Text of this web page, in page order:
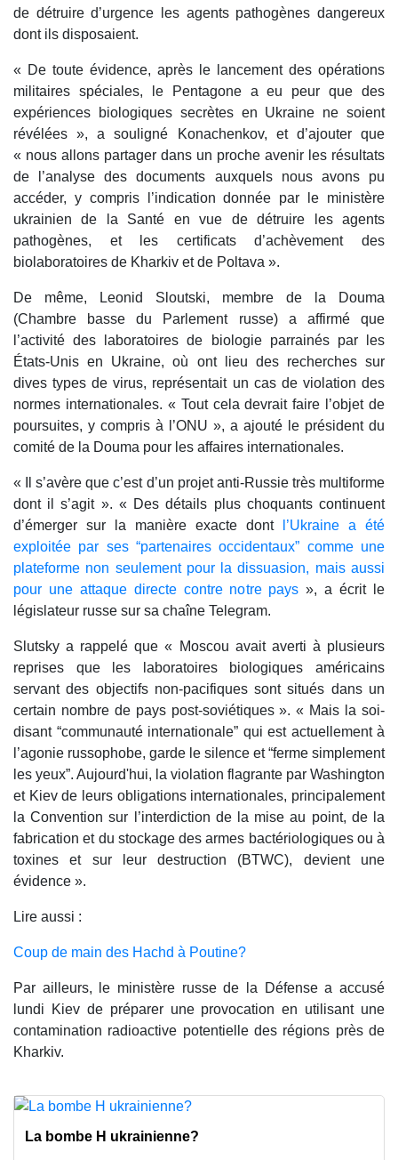
de détruire d’urgence les agents pathogènes dangereux
dont ils disposaient.
« De toute évidence, après le lancement des opérations
militaires spéciales, le Pentagone a eu peur que des
expériences biologiques secrètes en Ukraine ne soient
révélées », a souligné Konachenkov, et d’ajouter que
« nous allons partager dans un proche avenir les résultats
de l’analyse des documents auxquels nous avons pu
accéder, y compris l’indication donnée par le ministère
ukrainien de la Santé en vue de détruire les agents
pathogènes, et les certificats d’achèvement des
biolaboratoires de Kharkiv et de Poltava ».
De même, Leonid Sloutski, membre de la Douma
(Chambre basse du Parlement russe) a affirmé que
l’activité des laboratoires de biologie parrainés par les
États-Unis en Ukraine, où ont lieu des recherches sur
dives types de virus, représentait un cas de violation des
normes internationales. « Tout cela devrait faire l’objet de
poursuites, y compris à l’ONU », a ajouté le président du
comité de la Douma pour les affaires internationales.
« Il s’avère que c’est d’un projet anti-Russie très multiforme
dont il s’agit ». « Des détails plus choquants continuent
d’émerger sur la manière exacte dont
l’Ukraine a été
exploitée par ses “partenaires occidentaux” comme une
plateforme non seulement pour la dissuasion, mais aussi
pour une attaque directe contre notre pays », a écrit le
législateur russe sur sa chaîne Telegram.
Slutsky a rappelé que « Moscou avait averti à plusieurs
reprises que les laboratoires biologiques américains
servant des objectifs non-pacifiques sont situés dans un
certain nombre de pays post-soviétiques ». « Mais la soi-
disant “communauté internationale” qui est actuellement à
l’agonie russophobe, garde le silence et “ferme simplement
les yeux”. Aujourd'hui, la violation flagrante par Washington
et Kiev de leurs obligations internationales, principalement
la Convention sur l’interdiction de la mise au point, de la
fabrication et du stockage des armes bactériologiques ou à
toxines et sur leur destruction (BTWC), devient une
évidence ».
Lire aussi :
Coup de main des Hachd à Poutine?
Par ailleurs, le ministère russe de la Défense a accusé
lundi Kiev de préparer une provocation en utilisant une
contamination radioactive potentielle des régions près de
Kharkiv.
La bombe H ukrainienne?